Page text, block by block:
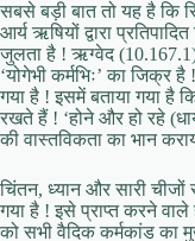
सबसे बड़ी बात तो यह है कि
आर्य ऋषियों द्वारा
जुलता है ! ऋग्वेद (10.167.1)
‘योगेभी कर्मभिः’ का
गया है ! इसमें बताया गया है
रखते हैं ! ‘होने और हो रहे
की वास्तविकता का भान
चिंतन, ध्यान और सारी चीजों
गया है ! इसे प्राप्त करने वाले
को सभी वैदिक कर्मकांड का